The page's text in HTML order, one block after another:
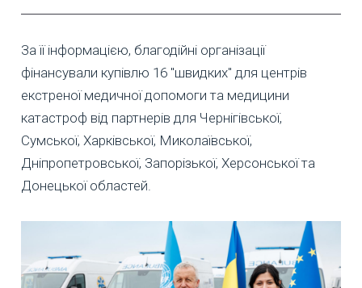
За її інформацією, благодійні організації
фінансували купівлю 16 "швидких" для центрів
екстреної медичної допомоги та медицини
катастроф від партнерів для Чернігівської,
Сумської, Харківської, Миколаївської,
Дніпропетровської, Запорізької, Херсонської та
Донецької областей.